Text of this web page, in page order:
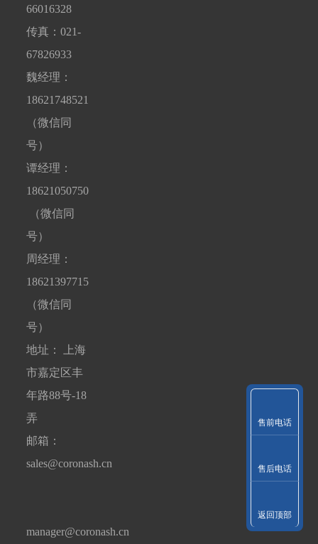
66016328
传真：021-
67826933
魏经理：
18621748521
（微信同
号）
谭经理：
18621050750
（微信同
号）
周经理：
18621397715
（微信同
号）
地址： 上海
市嘉定区丰
年路88号-18
弄
邮箱：
sales@coronash.cn
manager@coronash.cn
售前电话
售后电话
返回顶部